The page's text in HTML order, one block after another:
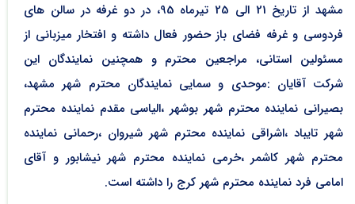
مشهد از تاریخ 21 الی 25 تیرماه 95، در دو غرفه در سالن های
فردوسی و غرفه فضای باز حضور فعال داشته و افتخار میزبانی از
مسئولین استانی، مراجعین محترم و همچنین نمایندگان این
شرکت آقایان :موحدی و سمایی نمایندگان محترم شهر مشهد،
بصیرانی نماینده محترم شهر بوشهر ،الیاسی مقدم نماینده محترم
شهر تایباد ،اشراقی نماینده محترم شهر شیروان ،رحمانی نماینده
محترم شهر کاشمر ،خرمی نماینده محترم شهر نیشابور و آقای
امامی فرد نماینده محترم شهر کرج را داشته است.